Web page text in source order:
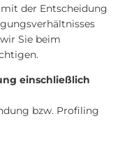
der Entscheidung
Sie beim
einschließlich
bzw. Profiling